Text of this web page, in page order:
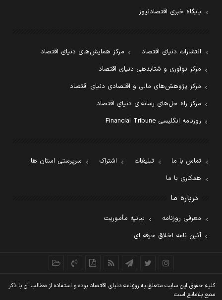
پایگاه خبری اقتصادنیوز
انتشارات دنیای اقتصاد
مرکز همایش‌های دنیای اقتصاد
مرکز نوآوری و شتابدهی دنیای اقتصاد
مرکز پژوهش‌های مالی و اقتصادی دنیای اقتصاد
مرکز راه حل‌های رسانه‌ای دنیای اقتصاد
روزنامه انگلیسی Financial Tribune
تماس با ما تبلیغات اشتراک
سرپرستی استان ها
همکاری با ما
درباره ما
معرفی روزنامه
بیانیه مأموریت
آئین نامه اخلاق حرفه ای
کليه حقوق اين سايت متعلق به روزنامه دنيای اقتصاد بوده و استفاده از مطالب آن با ذکر
منبع بلامانع است